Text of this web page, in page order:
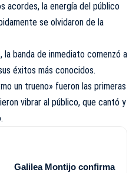
acordes, la energía del público
se olvidaron de la
la banda de inmediato comenzó a
éxitos más conocidos.
un trueno» fueron las primeras
vibrar al público, que cantó y
Galilea Montijo confirma